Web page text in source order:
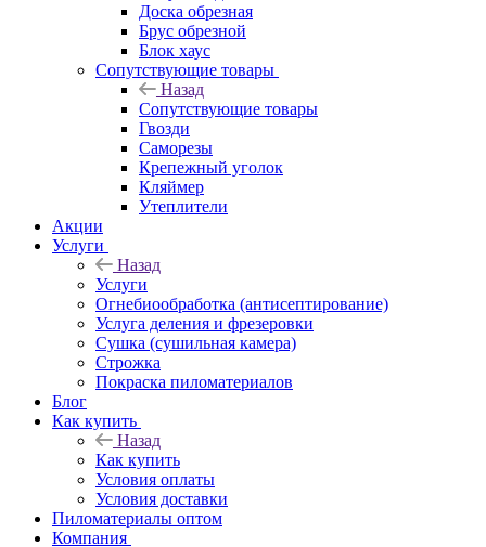
Доска обрезная
Брус обрезной
Блок хаус
Сопутствующие товары
Назад
Сопутствующие товары
Гвозди
Саморезы
Крепежный уголок
Кляймер
Утеплители
Акции
Услуги
Назад
Услуги
Огнебиообработка (антисептирование)
Услуга деления и фрезеровки
Сушка (сушильная камера)
Строжка
Покраска пиломатериалов
Блог
Как купить
Назад
Как купить
Условия оплаты
Условия доставки
Пиломатериалы оптом
Компания